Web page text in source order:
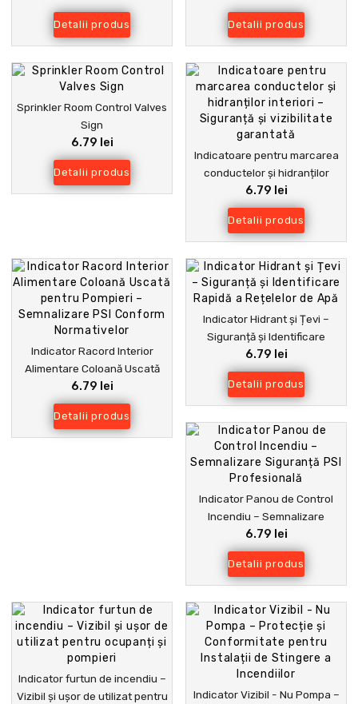
Conformitate
Detalii produs Detalii produs
Sprinkler Room Control Valves
Sign
6.79 lei
Detalii produs
Indicatoare pentru marcarea
conductelor și hidranților
interiori – Siguranță și
vizibilitate garantată
6.79 lei
Detalii produs
Indicator Racord Interior
Alimentare Coloană Uscată
pentru Pompieri –
Semnalizare PSI Conform
Normativelor
6.79 lei
Detalii produs
Indicator Hidrant și Țevi –
Siguranță și Identificare
Rapidă a Rețelelor de Apă
6.79 lei
Detalii produs
Indicator Panou de Control
Incendiu – Semnalizare
Siguranță PSI Profesională
6.79 lei
Detalii produs
Indicator furtun de incendiu –
Vizibil și ușor de utilizat pentru
Indicator Vizibil - Nu Pompa –